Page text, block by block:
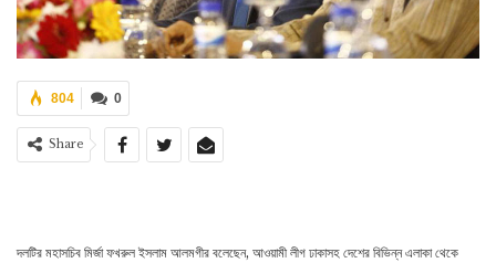
0
804
Share
দলটির মহাসচিব মির্জা ফখরুল ইসলাম আলমগীর বলেছেন, আওয়ামী লীগ ঢাকাসহ দেশের বিভিন্ন এলাকা থেকে